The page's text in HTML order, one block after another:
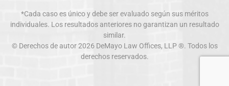
*Cada caso es único y debe ser evaluado según sus méritos
individuales. Los resultados anteriores no garantizan un resultado
similar.
© Derechos de autor 2026 DeMayo Law Offices, LLP ®. Todos los
derechos reservados.